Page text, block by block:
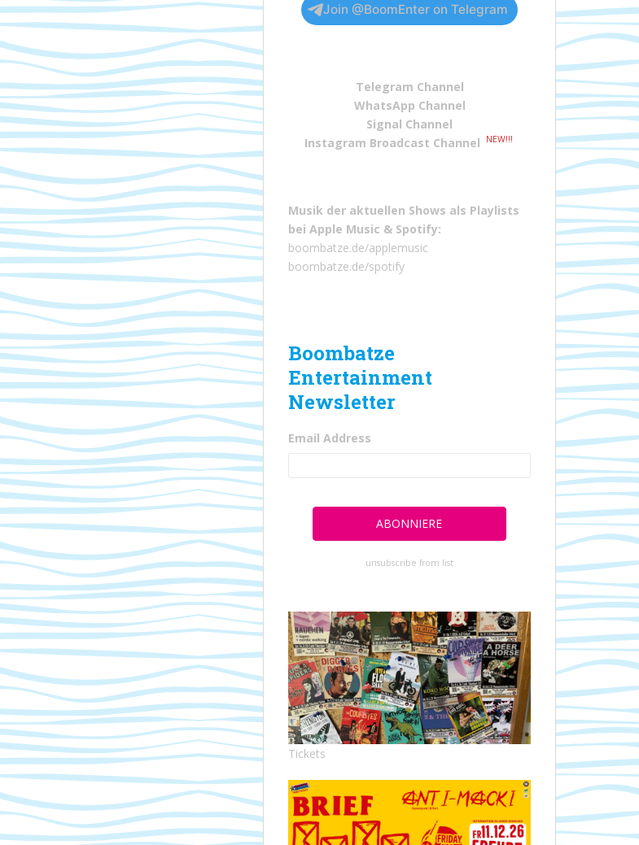
Join @BoomEnter on Telegram
Telegram Channel
WhatsApp Channel
Signal Channel
Instagram Broadcast Channel
NEW!!!
Musik der aktuellen Shows als Playlists
bei Apple Music & Spotify:
boombatze.de/applemusic
boombatze.de/spotify
Boombatze
Entertainment
Newsletter
Email Address
unsubscribe from list
Tickets